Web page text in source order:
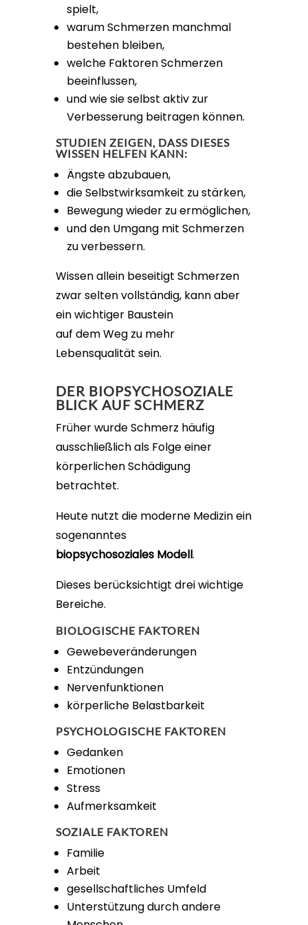
spielt,
warum Schmerzen manchmal
bestehen bleiben,
welche Faktoren Schmerzen
beeinflussen,
und wie sie selbst aktiv zur
Verbesserung beitragen können.
STUDIEN ZEIGEN, DASS DIESES
WISSEN HELFEN KANN:
Ängste abzubauen,
die Selbstwirksamkeit zu stärken,
Bewegung wieder zu ermöglichen,
und den Umgang mit Schmerzen
zu verbessern.
Wissen allein beseitigt Schmerzen
zwar selten vollständig, kann aber
ein wichtiger Baustein
auf dem Weg zu mehr
Lebensqualität sein.
DER BIOPSYCHOSOZIALE
BLICK AUF SCHMERZ
Früher wurde Schmerz häufig
ausschließlich als Folge einer
körperlichen Schädigung
betrachtet.
Heute nutzt die moderne Medizin ein
sogenanntes
biopsychosoziales Modell.
Dieses berücksichtigt drei wichtige
Bereiche.
BIOLOGISCHE FAKTOREN
Gewebeveränderungen
Entzündungen
Nervenfunktionen
körperliche Belastbarkeit
PSYCHOLOGISCHE FAKTOREN
Gedanken
Emotionen
Stress
Aufmerksamkeit
SOZIALE FAKTOREN
Familie
Arbeit
gesellschaftliches Umfeld
Unterstützung durch andere